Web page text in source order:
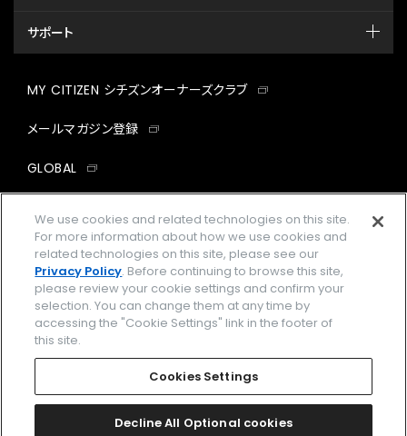
サポート
MY CITIZEN シチズンオーナーズクラブ
メールマガジン登録
GLOBAL
facebookinstagramtwitter
企業情報 ご利用規約
プライバシーポリシー Cookies Settings
Amazon PayはAmazon.com, Inc.またはその関連会社の商標です。
We use cookies and related technologies on this site.
For more information about how we use cookies and
related technologies on this site, please see our
Privacy Policy. Before continuing to browse this site,
please review your cookie settings and confirm your
selection. You can change them at any time by
accessing the "Cookie Settings" link in the footer of
this site.
Cookies Settings
Decline All Optional cookies